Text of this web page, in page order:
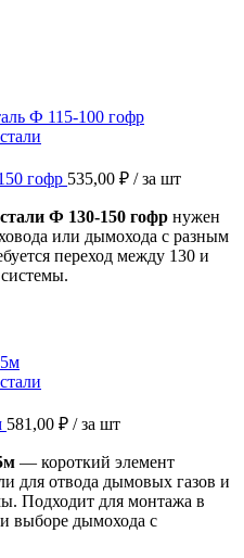
гофр 535,00 ₽ / за шт
Ф 130-150 гофр нужен
или дымохода с разным
переход между 130 и
581,00 ₽ / за шт
— короткий элемент
для отвода дымовых газов и
Подходит для монтажа в
выборе дымохода с